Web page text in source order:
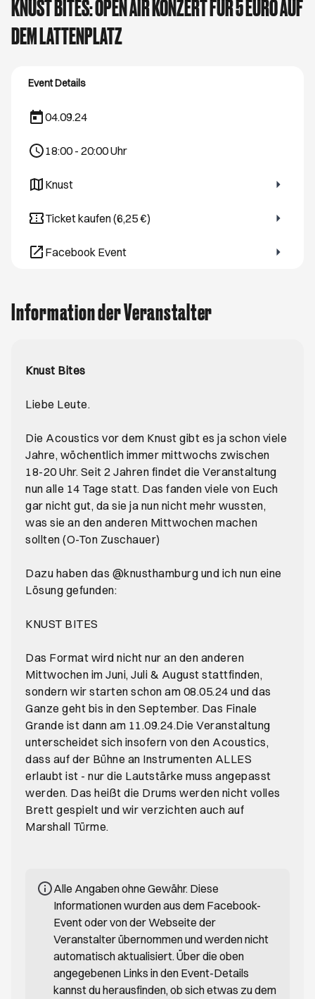
KNUST BITES: OPEN AIR KONZERT FÜR 5 EURO AUF
DEM LATTENPLATZ
Event Details
04.09.24
18:00 - 20:00Uhr
Knust
Öffnet ein neues Browser Tab
Ticket kaufen (6,25 €)
Öffnet ein neues Browser Tab
Facebook Event
Öffnet ein neues Browser Tab
Information der Veranstalter
Knust Bites
Liebe Leute.
Die Acoustics vor dem Knust gibt es ja schon viele
Jahre, wöchentlich immer mittwochs zwischen
18-20 Uhr. Seit 2 Jahren findet die Veranstaltung
nun alle 14 Tage statt. Das fanden viele von Euch
gar nicht gut, da sie ja nun nicht mehr wussten,
was sie an den anderen Mittwochen machen
sollten (O-Ton Zuschauer)
Dazu haben das @knusthamburg und ich nun eine
Lösung gefunden:
KNUST BITES
Das Format wird nicht nur an den anderen
Mittwochen im Juni, Juli & August stattfinden,
sondern wir starten schon am 08.05.24 und das
Ganze geht bis in den September. Das Finale
Grande ist dann am 11.09.24.Die Veranstaltung
unterscheidet sich insofern von den Acoustics,
dass auf der Bühne an Instrumenten ALLES
erlaubt ist - nur die Lautstärke muss angepasst
werden. Das heißt die Drums werden nicht volles
Brett gespielt und wir verzichten auch auf
Marshall Türme.
Alle Angaben ohne Gewähr. Diese
Informationen wurden aus dem Facebook-
Event oder von der Webseite der
Veranstalter übernommen und werden nicht
automatisch aktualisiert. Über die oben
angegebenen Links in den Event-Details
kannst du herausfinden, ob sich etwas zu dem